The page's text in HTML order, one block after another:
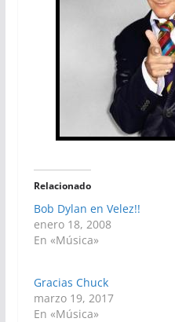
Relacionado
Bob Dylan en Velez!!
enero 18, 2008
En «Música»
Gracias Chuck
marzo 19, 2017
En «Música»